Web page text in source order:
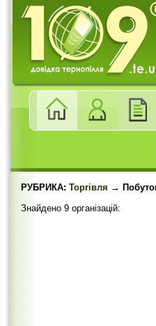
РУБРИКА: Торгівля →
Знайдено 9 організацій: